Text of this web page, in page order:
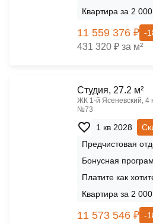
Квартира за 2
11 559 376 ₽ -
431 320 ₽ за м²
Cтудия, 27.2 м²
ЖК 1‑й Ясеневский, 4
№73
1 кв 2028
Предчистовая
Бонусная
Платите как
Квартира за 2
11 573 546 ₽ -